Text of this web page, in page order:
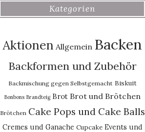
Kategorien
Aktionen Allgemein Backen
Backformen und Zubehör
Backmischung gegen Selbstgemacht Biskuit
Bonbons Brandteig Brot Brot und Brötchen
Brötchen Cake Pops und Cake Balls
Cremes und Ganache Cupcake Events und